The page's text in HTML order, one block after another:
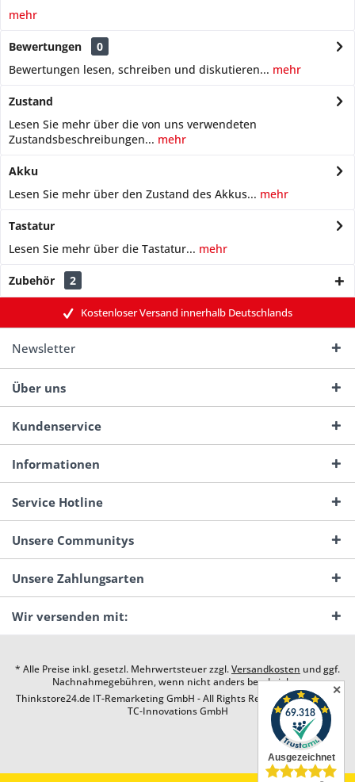
mehr
Bewertungen
0
Bewertungen lesen, schreiben und diskutieren... mehr
Zustand
Lesen Sie mehr über die von uns verwendeten
Zustandsbeschreibungen... mehr
Akku
Lesen Sie mehr über den Zustand des Akkus... mehr
Tastatur
Lesen Sie mehr über die Tastatur... mehr
Zubehör 2
Kostenloser Versand innerhalb Deutschlands
Newsletter
Über uns
Kundenservice
Informationen
Service Hotline
Unsere Communitys
Unsere Zahlungsarten
Wir versenden mit:
* Alle Preise inkl. gesetzl. Mehrwertsteuer zzgl.Versandkosten und ggf.
Nachnahmegebühren, wenn nicht anders beschrieben
Thinkstore24.de IT-Remarketing GmbH - All Rights Reserved. Design by
TC-Innovations GmbH
✕